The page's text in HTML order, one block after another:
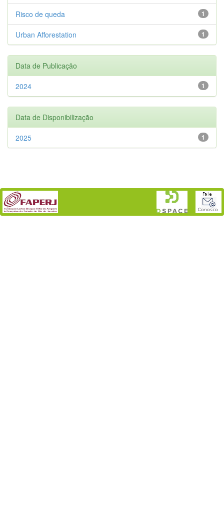
1
Risco de queda
1
Urban Afforestation
Data de Publicação
1
2024
Data de Disponibilização
1
2025